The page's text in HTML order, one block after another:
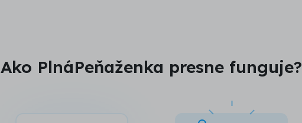
Ako PlnáPeňaženka presne funguje?